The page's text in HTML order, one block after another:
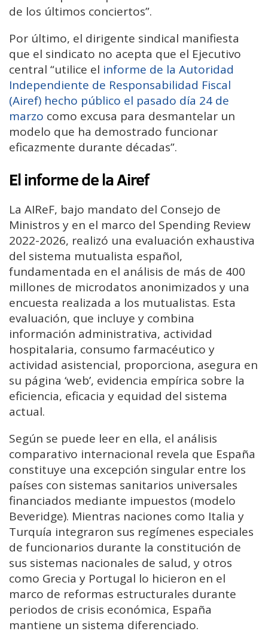
de los últimos conciertos”.
Por último, el dirigente sindical manifiesta
que el sindicato no acepta que el Ejecutivo
central “utilice el informe de la Autoridad
Independiente de Responsabilidad Fiscal
(Airef) hecho público el pasado día 24 de
marzo como excusa para desmantelar un
modelo que ha demostrado funcionar
eficazmente durante décadas”.
El informe de la Airef
La AIReF, bajo mandato del Consejo de
Ministros y en el marco del Spending Review
2022-2026, realizó una evaluación exhaustiva
del sistema mutualista español,
fundamentada en el análisis de más de 400
millones de microdatos anonimizados y una
encuesta realizada a los mutualistas. Esta
evaluación, que incluye y combina
información administrativa, actividad
hospitalaria, consumo farmacéutico y
actividad asistencial, proporciona, asegura en
su página ‘web’, evidencia empírica sobre la
eficiencia, eficacia y equidad del sistema
actual.
Según se puede leer en ella, el análisis
comparativo internacional revela que España
constituye una excepción singular entre los
países con sistemas sanitarios universales
financiados mediante impuestos (modelo
Beveridge). Mientras naciones como Italia y
Turquía integraron sus regímenes especiales
de funcionarios durante la constitución de
sus sistemas nacionales de salud, y otros
como Grecia y Portugal lo hicieron en el
marco de reformas estructurales durante
periodos de crisis económica, España
mantiene un sistema diferenciado.